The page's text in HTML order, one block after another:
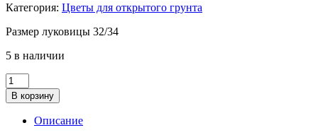
Категория: Цветы для открытого грунта
Размер луковицы 32/34
5 в наличии
Количество
товара
Луковица
гиппеаструма
В корзину
Описание